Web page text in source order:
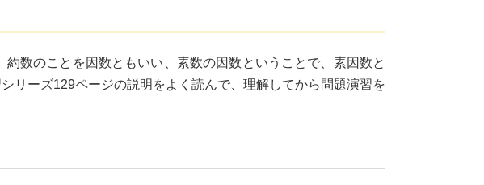
数のことを因数ともいい、素数の因数ということで、素因数と
リーズ129ページの説明をよく読んで、理解してから問題演習を